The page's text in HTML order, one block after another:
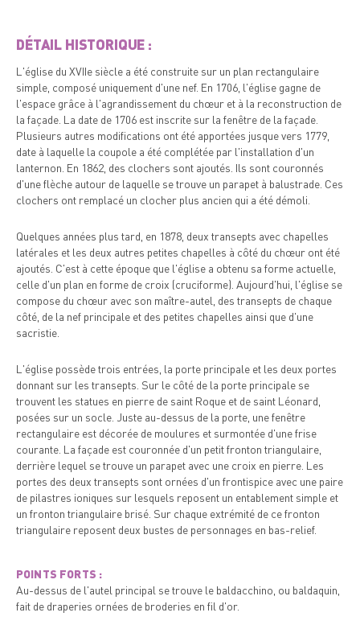
DÉTAIL HISTORIQUE :
L'église du XVIIe siècle a été construite sur un plan rectangulaire
simple, composé uniquement d'une nef. En 1706, l'église gagne de
l'espace grâce à l'agrandissement du chœur et à la reconstruction de
la façade. La date de 1706 est inscrite sur la fenêtre de la façade.
Plusieurs autres modifications ont été apportées jusque vers 1779,
date à laquelle la coupole a été complétée par l'installation d'un
lanternon. En 1862, des clochers sont ajoutés. Ils sont couronnés
d'une flèche autour de laquelle se trouve un parapet à balustrade. Ces
clochers ont remplacé un clocher plus ancien qui a été démoli.
Quelques années plus tard, en 1878, deux transepts avec chapelles
latérales et les deux autres petites chapelles à côté du chœur ont été
ajoutés. C'est à cette époque que l'église a obtenu sa forme actuelle,
celle d'un plan en forme de croix (cruciforme). Aujourd'hui, l'église se
compose du chœur avec son maître-autel, des transepts de chaque
côté, de la nef principale et des petites chapelles ainsi que d'une
sacristie.
L'église possède trois entrées, la porte principale et les deux portes
donnant sur les transepts. Sur le côté de la porte principale se
trouvent les statues en pierre de saint Roque et de saint Léonard,
posées sur un socle. Juste au-dessus de la porte, une fenêtre
rectangulaire est décorée de moulures et surmontée d'une frise
courante. La façade est couronnée d'un petit fronton triangulaire,
derrière lequel se trouve un parapet avec une croix en pierre. Les
portes des deux transepts sont ornées d'un frontispice avec une paire
de pilastres ioniques sur lesquels reposent un entablement simple et
un fronton triangulaire brisé. Sur chaque extrémité de ce fronton
triangulaire reposent deux bustes de personnages en bas-relief.
POINTS FORTS :
Au-dessus de l'autel principal se trouve le baldacchino, ou baldaquin,
fait de draperies ornées de broderies en fil d'or.